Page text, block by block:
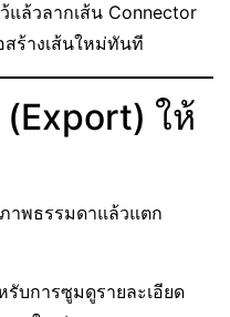
แล้วลากเส้น Connector
ร้างเส้นใหม่ทันที
ให้
าพธรรมดาแล้วแตก
รับการซูมดูรายละเอียด